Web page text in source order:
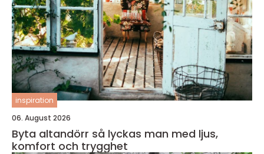
inspiration
06. August 2026
Byta altandörr så lyckas man med ljus,
komfort och trygghet